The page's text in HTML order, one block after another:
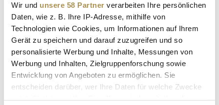
Wir und unsere 58 Partner verarbeiten Ihre persönlichen
Daten, wie z. B. Ihre IP-Adresse, mithilfe von
Technologien wie Cookies, um Informationen auf Ihrem
Gerät zu speichern und darauf zuzugreifen und so
personalisierte Werbung und Inhalte, Messungen von
Werbung und Inhalten, Zielgruppenforschung sowie
Entwicklung von Angeboten zu ermöglichen. Sie
entscheiden darüber, wer Ihre Daten für welche Zwecke